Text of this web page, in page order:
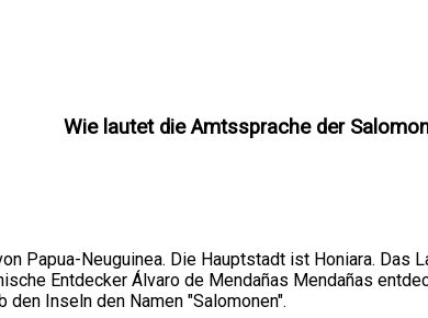
Wie lautet die Amtssprache der
Papua-Neuguinea. Die Hauptstadt ist Honiara. Das
Entdecker Álvaro de Mendañas Mendañas
Inseln den Namen "Salomonen".